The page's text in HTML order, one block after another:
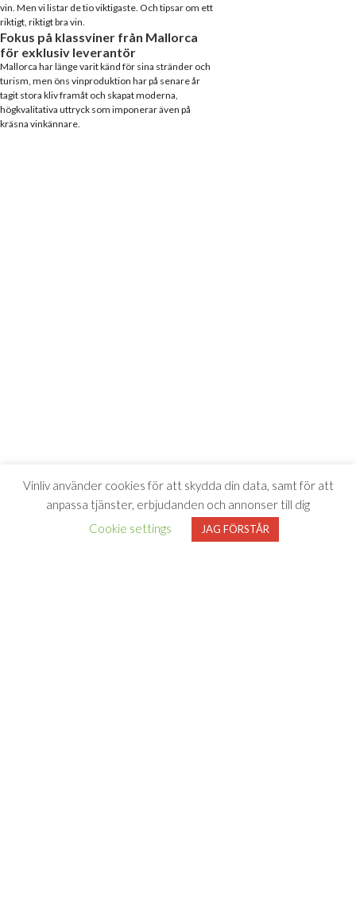
vin. Men vi listar de tio viktigaste. Och tipsar om ett
riktigt, riktigt bra vin.
Fokus på klassviner från Mallorca
för exklusiv leverantör
Mallorca har länge varit känd för sina stränder och
turism, men öns vinproduktion har på senare år
tagit stora kliv framåt och skapat moderna,
högkvalitativa uttryck som imponerar även på
kräsna vinkännare.
Vinliv använder cookies för att skydda din data, samt för att
anpassa tjänster, erbjudanden och annonser till dig
Cookie settings
JAG FÖRSTÅR